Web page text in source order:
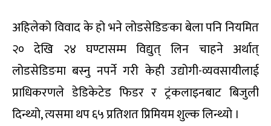
अहिलेको विवाद के हो भने लोडसेडिङका बेला पनि नियमित
२० देखि २४ घण्टासम्म विद्युत् लिन चाहने अर्थात्
लोडसेडिङमा बस्नु नपर्ने गरी केही उद्योगी-व्यवसायीलाई
प्राधिकरणले डेडिकेटेड फिडर र ट्रंकलाइनबाट बिजुली
दिन्थ्यो, त्यसमा थप ६५ प्रतिशत प्रिमियम शुल्क लिन्थ्यो ।